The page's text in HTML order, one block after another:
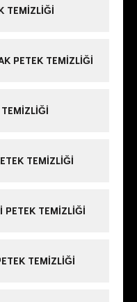
TEMIZLIĞI
PETEK TEMIZLIĞI
TEMIZLIĞI
PETEK TEMIZLIĞI
TEMIZLIĞI